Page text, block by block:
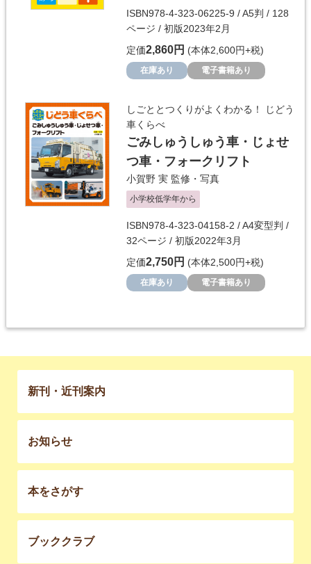
ISBN978-4-323-06225-9 / A5判 / 128
ページ / 初版2023年2月
定価2,860円 (本体2,600円+税)
在庫あり 電子書籍あり
しごととつくりがよくわかる！ じどう
車くらべ
ごみしゅうしゅう車・じょせ
つ車・フォークリフト
小賀野 実 監修・写真
小学校低学年から
ISBN978-4-323-04158-2 / A4変型判 /
32ページ / 初版2022年3月
定価2,750円 (本体2,500円+税)
在庫あり 電子書籍あり
新刊・近刊案内
お知らせ
本をさがす
ブッククラブ